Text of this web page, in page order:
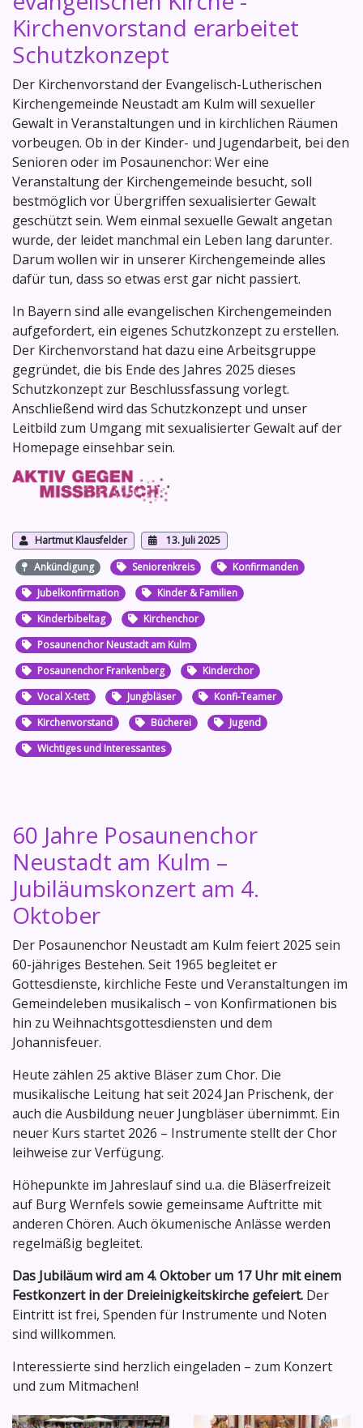
Kirchenvorstand erarbeitet
Schutzkonzept
Der Kirchenvorstand der Evangelisch-Lutherischen
Kirchengemeinde Neustadt am Kulm will sexueller
Gewalt in Veranstaltungen und in kirchlichen Räumen
vorbeugen. Ob in der Kinder- und Jugendarbeit, bei den
Senioren oder im Posaunenchor: Wer eine
Veranstaltung der Kirchengemeinde besucht, soll
bestmöglich vor Übergriffen sexualisierter Gewalt
geschützt sein. Wem einmal sexuelle Gewalt angetan
wurde, der leidet manchmal ein Leben lang darunter.
Darum wollen wir in unserer Kirchengemeinde alles
dafür tun, dass so etwas erst gar nicht passiert.
In Bayern sind alle evangelischen Kirchengemeinden
aufgefordert, ein eigenes Schutzkonzept zu erstellen.
Der Kirchenvorstand hat dazu eine Arbeitsgruppe
gegründet, die bis Ende des Jahres 2025 dieses
Schutzkonzept zur Beschlussfassung vorlegt.
Anschließend wird das Schutzkonzept und unser
Leitbild zum Umgang mit sexualisierter Gewalt auf der
Homepage einsehbar sein.
Hartmut Klausfelder
13. Juli 2025
Ankündigung
Seniorenkreis
Konfirmanden
Jubelkonfirmation
Kinder & Familien
Kinderbibeltag
Kirchenchor
Posaunenchor Neustadt am Kulm
Posaunenchor Frankenberg
Kinderchor
Vocal X-tett
Jungbläser
Konfi-Teamer
Kirchenvorstand
Bücherei
Jugend
Wichtiges und Interessantes
60 Jahre Posaunenchor
Neustadt am Kulm –
Jubiläumskonzert am 4.
Oktober
Der Posaunenchor Neustadt am Kulm feiert 2025 sein
60-jähriges Bestehen. Seit 1965 begleitet er
Gottesdienste, kirchliche Feste und Veranstaltungen im
Gemeindeleben musikalisch – von Konfirmationen bis
hin zu Weihnachtsgottesdiensten und dem
Johannisfeuer.
Heute zählen 25 aktive Bläser zum Chor. Die
musikalische Leitung hat seit 2024 Jan Prischenk, der
auch die Ausbildung neuer Jungbläser übernimmt. Ein
neuer Kurs startet 2026 – Instrumente stellt der Chor
leihweise zur Verfügung.
Höhepunkte im Jahreslauf sind u.a. die Bläserfreizeit
auf Burg Wernfels sowie gemeinsame Auftritte mit
anderen Chören. Auch ökumenische Anlässe werden
regelmäßig begleitet.
Das Jubiläum wird am 4. Oktober um 17 Uhr mit einem
Festkonzert in der Dreieinigkeitskirche gefeiert. Der
Eintritt ist frei, Spenden für Instrumente und Noten
sind willkommen.
Interessierte sind herzlich eingeladen – zum Konzert
und zum Mitmachen!